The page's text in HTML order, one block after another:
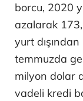
borcu, 2020
azalarak
yurt
temmuzda
milyon dolar
vadeli kredi